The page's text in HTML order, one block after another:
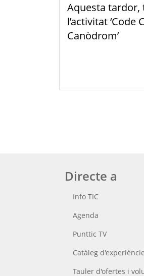
Aquesta tardor,
l’activitat ‘Code
Canòdrom’
Directe a
Info TIC
Agenda
Punttic TV
Catàleg
Tauler d'ofertes i